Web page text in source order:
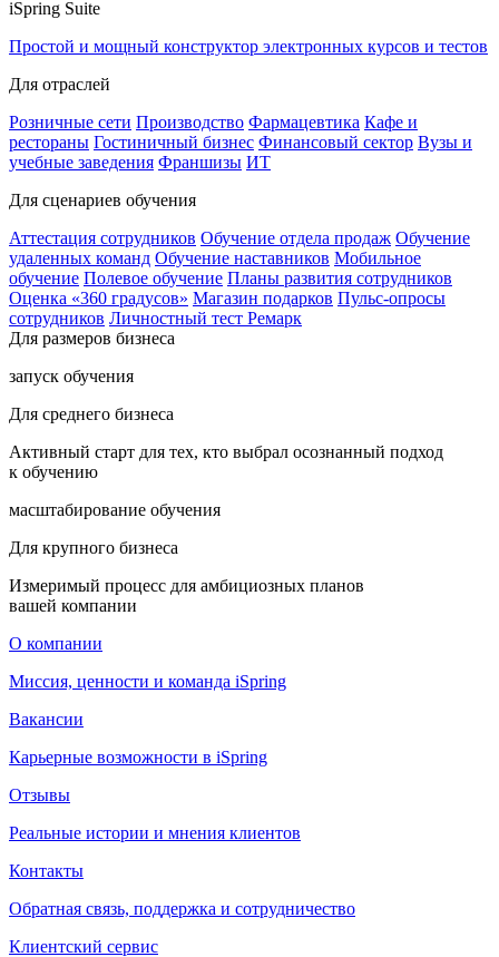
iSpring Suite
Простой и мощный конструктор электронных курсов и тестов
Для отраслей
Розничные сети Производство Фармацевтика Кафе и
рестораны Гостиничный бизнес Финансовый сектор Вузы и
учебные заведения Франшизы ИТ
Для сценариев обучения
Аттестация сотрудников Обучение отдела продаж Обучение
удаленных команд Обучение наставников Мобильное
обучение Полевое обучение Планы развития сотрудников
Оценка «360 градусов» Магазин подарков Пульс-опросы
сотрудников Личностный тест Ремарк
Для размеров бизнеса
запуск обучения
Для среднего бизнеса
Активный старт для тех, кто выбрал осознанный подход
к обучению
масштабирование обучения
Для крупного бизнеса
Измеримый процесс для амбициозных планов
вашей компании
О компании
Миссия, ценности и команда iSpring
Вакансии
Карьерные возможности в iSpring
Отзывы
Реальные истории и мнения клиентов
Контакты
Обратная связь, поддержка и сотрудничество
Клиентский сервис